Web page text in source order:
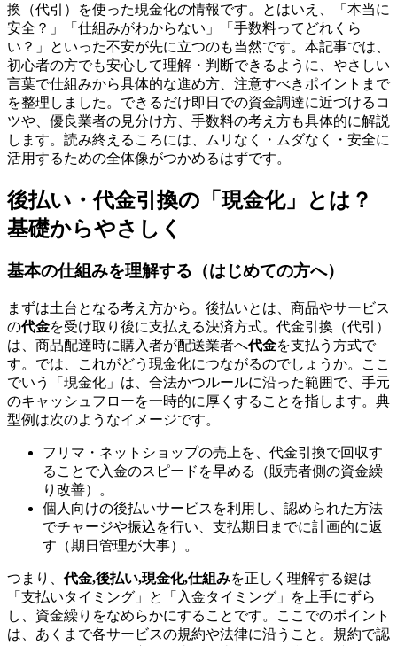
換（代引）を使った現金化の情報です。とはいえ、「本当に
安全？」「仕組みがわからない」「手数料ってどれくら
い？」といった不安が先に立つのも当然です。本記事では、
初心者の方でも安心して理解・判断できるように、やさしい
言葉で仕組みから具体的な進め方、注意すべきポイントまで
を整理しました。できるだけ即日での資金調達に近づけるコ
ツや、優良業者の見分け方、手数料の考え方も具体的に解説
します。読み終えるころには、ムリなく・ムダなく・安全に
活用するための全体像がつかめるはずです。
後払い・代金引換の「現金化」とは？
基礎からやさしく
基本の仕組みを理解する（はじめての方へ）
まずは土台となる考え方から。後払いとは、商品やサービス
の代金を受け取り後に支払える決済方式。代金引換（代引）
は、商品配達時に購入者が配送業者へ代金を支払う方式で
す。では、これがどう現金化につながるのでしょうか。ここ
でいう「現金化」は、合法かつルールに沿った範囲で、手元
のキャッシュフローを一時的に厚くすることを指します。典
型例は次のようなイメージです。
フリマ・ネットショップの売上を、代金引換で回収す
ることで入金のスピードを早める（販売者側の資金繰
り改善）。
個人向けの後払いサービスを利用し、認められた方法
でチャージや振込を行い、支払期日までに計画的に返
す（期日管理が大事）。
つまり、代金,後払い,現金化,仕組みを正しく理解する鍵は
「支払いタイミング」と「入金タイミング」を上手にずら
し、資金繰りをなめらかにすることです。ここでのポイント
は、あくまで各サービスの規約や法律に沿うこと。規約で認